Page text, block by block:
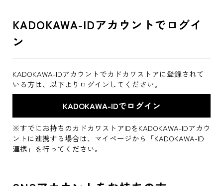
KADOKAWA-IDアカウントでログイ
ン
KADOKAWA-IDアカウントでカドカワストアに登録されて
いる方は、以下よりログインしてください。
※すでにお持ちのカドカワストアIDをKADOKAWA-IDアカウ
ントに連携する場合は、マイページから「KADOKAWA-ID
連携」を行ってください。